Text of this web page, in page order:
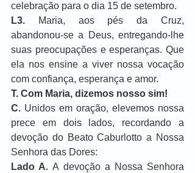
celebração para o dia 15 de setembro.
L3. Maria, aos pés da Cruz,
abandonou-se a Deus, entregando-lhe
suas preocupações e esperanças. Que
ela nos ensine a viver nossa vocação
com confiança, esperança e amor.
T. Com Maria, dizemos nosso sim!
C. Unidos em oração, elevemos nossa
prece em dois lados, recordando a
devoção do Beato Caburlotto a Nossa
Senhora das Dores:
Lado A. A devoção a Nossa Senhora